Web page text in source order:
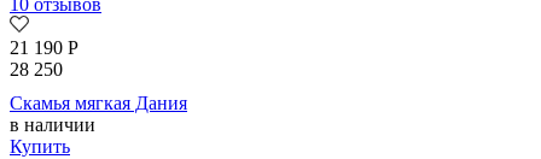
10 отзывов
21 190 Р
28 250
Скамья мягкая Дания
в наличии
Купить